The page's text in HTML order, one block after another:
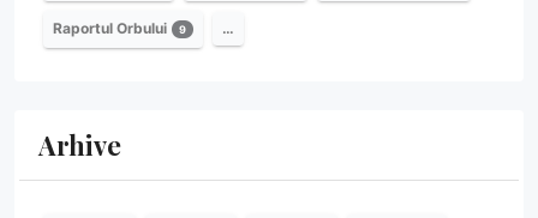
Raportul Orbului 9 …
Arhive